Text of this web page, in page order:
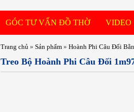
GÓC TƯ VẤN ĐỒ THỜ VIDEO
Trang chủ » Sản phẩm» Hoành Phi Câu Đối
Treo Bộ Hoành Phi Câu Đối